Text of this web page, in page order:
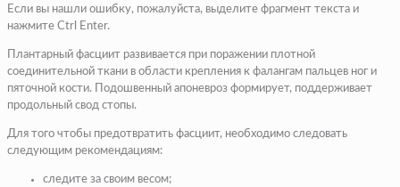
Если вы нашли ошибку, пожалуйста, выделите фрагмент текста и
нажмите Ctrl Enter.
Плантарный фасциит развивается при поражении плотной
соединительной ткани в области крепления к фалангам пальцев ног и
пяточной кости. Подошвенный апоневроз формирует, поддерживает
продольный свод стопы.
Для того чтобы предотвратить фасциит, необходимо следовать
следующим рекомендациям:
следите за своим весом;